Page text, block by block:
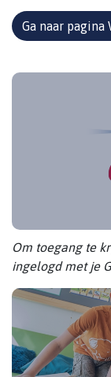
Ga naar pagina
Om toegang te
ingelogd met je